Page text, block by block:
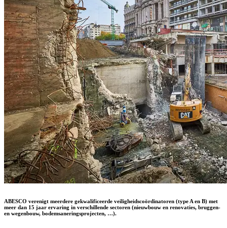
ABESCO verenigt meerdere gekwalificeerde veiligheidscoördinatoren (type A en B) met
meer dan 15 jaar ervaring in verschillende sectoren (nieuwbouw en renovaties, bruggen-
en wegenbouw, bodemsaneringsprojecten, …).